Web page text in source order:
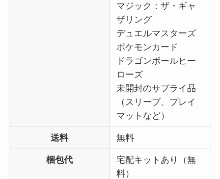
マジック：ザ・ギャ
ザリング
デュエルマスターズ
ポケモンカード
ドラゴンボールヒー
ローズ
未開封のサプライ品
（スリーブ、プレイ
マットなど）
送料 無料
梱包代
宅配キットあり（無
料）